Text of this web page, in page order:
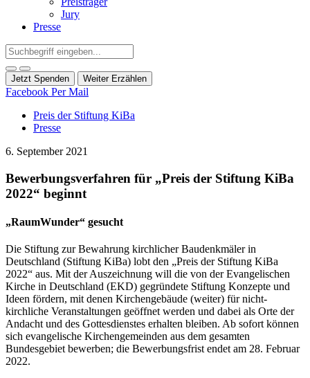
Jury
Presse
Jetzt Spenden Weiter Erzählen
Facebook Per Mail
Preis der Stiftung KiBa
Presse
6. September 2021
Bewerbungsverfahren für „Preis der Stiftung KiBa
2022“ beginnt
„RaumWunder“ gesucht
Die Stiftung zur Bewahrung kirchlicher Baudenkmäler in
Deutschland (Stiftung KiBa) lobt den „Preis der Stiftung KiBa
2022“ aus. Mit der Auszeichnung will die von der Evangelischen
Kirche in Deutschland (EKD) gegründete Stiftung Konzepte und
Ideen fördern, mit denen Kirchengebäude (weiter) für nicht-
kirchliche Veranstaltungen geöffnet werden und dabei als Orte der
Andacht und des Gottesdienstes erhalten bleiben. Ab sofort können
sich evangelische Kirchengemeinden aus dem gesamten
Bundesgebiet bewerben; die Bewerbungsfrist endet am 28. Februar
2022.